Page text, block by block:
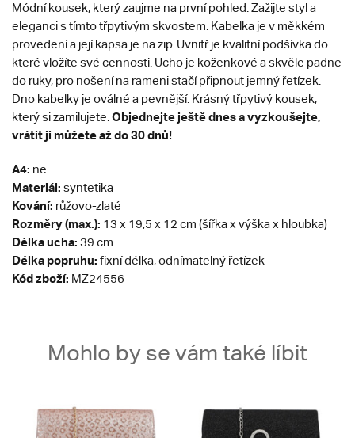
Módní kousek, který zaujme na první pohled. Zažijte styl a
eleganci s tímto třpytivým skvostem. Kabelka je v měkkém
provedení a její kapsa je na zip. Uvnitř je kvalitní podšívka do
které vložíte své cennosti. Ucho je koženkové a skvěle padne
do ruky, pro nošení na rameni stačí připnout jemný řetízek.
Dno kabelky je oválné a pevnější. Krásný třpytivý kousek,
který si zamilujete. Objednejte ještě dnes a vyzkoušejte,
vrátit ji můžete až do 30 dnů!
A4: ne
Materiál: syntetika
Kování: růžovo-zlaté
Rozměry (max.): 13 x 19,5 x 12 cm (šířka x výška x hloubka)
Délka ucha: 39 cm
Délka popruhu: fixní délka, odnímatelný řetízek
Kód zboží: MZ24556
Mohlo by se vám také líbit